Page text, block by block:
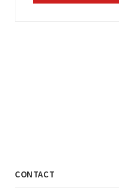
CONTACT